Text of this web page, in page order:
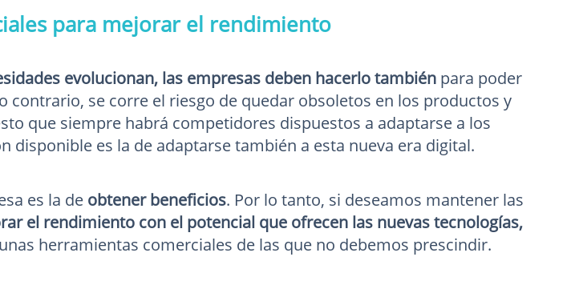
para mejorar el rendimiento
evolucionan, las empresas deben hacerlo también para poder
contrario, se corre el riesgo de quedar obsoletos en los productos y
que siempre habrá competidores dispuestos a adaptarse a los
disponible es la de adaptarse también a esta nueva era digital.
es la de obtener beneficios. Por lo tanto, si deseamos mantener las
el rendimiento con el potencial que ofrecen las nuevas tecnologías,
herramientas comerciales de las que no debemos prescindir.